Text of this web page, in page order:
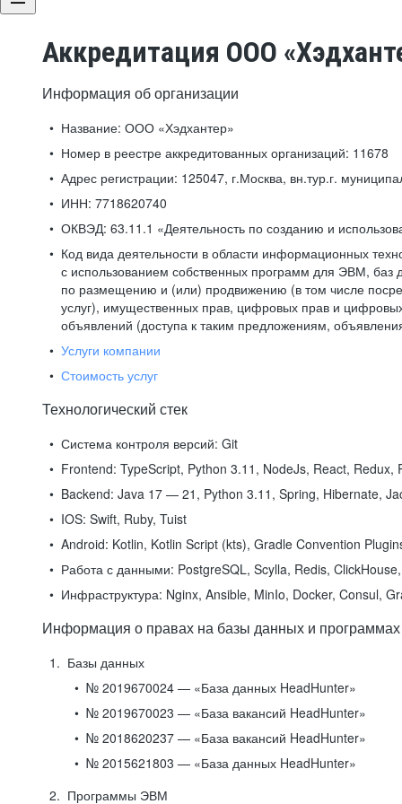
Аккредитация ООО
Информация об организации
Название: ООО «Хэдхантер»
Номер в реестре аккредитованных организаций: 11678
Адрес регистрации: 125047, г.Москва, вн.тур.г.
ИНН: 7718620740
ОКВЭД: 63.11.1 «Деятельность по созданию и
Код вида деятельности в области информационных
с использованием собственных программ для ЭВМ, баз
по размещению и (или) продвижению (в том числе
услуг), имущественных прав, цифровых прав и
объявлений (доступа к таким предложениям,
Услуги компании
Стоимость услуг
Технологический стек
Система контроля версий: Git
Frontend: TypeScript, Python 3.11, NodeJs, React, Redux,
Backend: Java 17 — 21, Python 3.11, Spring, Hibernate,
IOS: Swift, Ruby, Tuist
Android: Kotlin, Kotlin Script (kts), Gradle Convention
Работа с данными: PostgreSQL, Scylla, Redis,
Инфраструктура: Nginx, Ansible, MinIo, Docker, Consul,
Информация о правах на базы данных и
Базы данных
№ 2019670024 — «База данных HeadHunter»
№ 2019670023 — «База вакансий HeadHunter»
№ 2018620237 — «База вакансий HeadHunter»
№ 2015621803 — «База данных HeadHunter»
Программы ЭВМ